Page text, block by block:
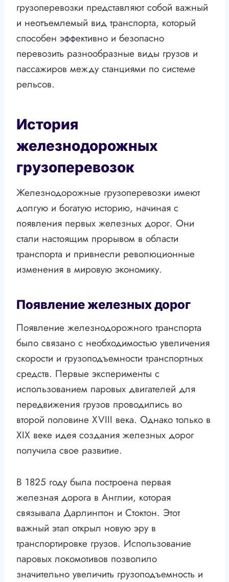
грузоперевозки представляют собой важный
и неотъемлемый вид транспорта, который
способен эффективно и безопасно
перевозить разнообразные виды грузов и
пассажиров между станциями по системе
рельсов.
История
железнодорожных
грузоперевозок
Железнодорожные грузоперевозки имеют
долгую и богатую историю, начиная с
появления первых железных дорог. Они
стали настоящим прорывом в области
транспорта и привнесли революционные
изменения в мировую экономику.
Появление железных дорог
Появление железнодорожного транспорта
было связано с необходимостью увеличения
скорости и грузоподъемности транспортных
средств. Первые эксперименты с
использованием паровых двигателей для
передвижения грузов проводились во
второй половине XVIII века. Однако только в
XIX веке идея создания железных дорог
получила свое развитие.
В 1825 году была построена первая
железная дорога в Англии, которая
связывала Дарлингтон и Стоктон. Этот
важный этап открыл новую эру в
транспортировке грузов. Использование
паровых локомотивов позволило
значительно увеличить грузоподъемность и